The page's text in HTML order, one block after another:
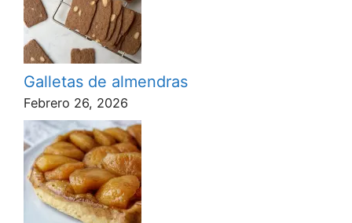
Galletas de almendras
Febrero 26, 2026